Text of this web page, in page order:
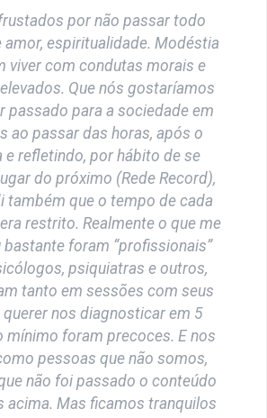
por não passar todo
amor, espiritualidade. Modéstia
viver com condutas morais e
Que nós gostaríamos
passado para a sociedade em
ao passar das horas, após o
e refletindo, por hábito de se
do próximo (Rede Record),
também que o tempo de cada
restrito. Realmente o que me
foram “profissionais”
psiquiatras e outros,
tanto em sessões com seus
nos diagnosticar em 5
mínimo foram precoces. E nos
pessoas que não somos,
não foi passado o conteúdo
acima. Mas ficamos tranquilos